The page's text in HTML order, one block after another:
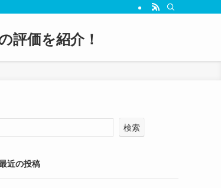
評価を紹介！
検索
近の投稿